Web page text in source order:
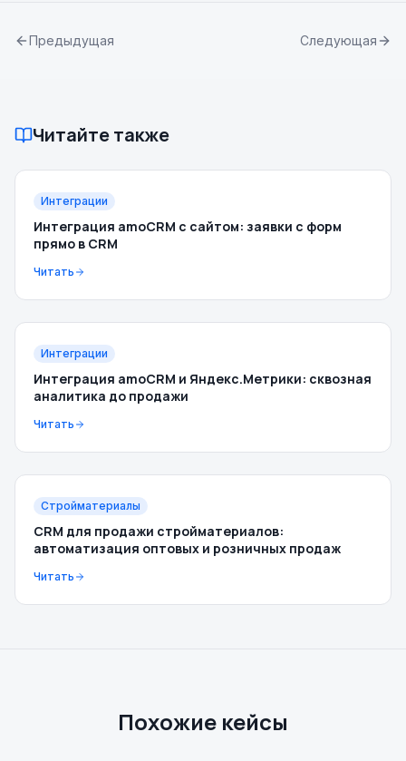
Предыдущая Следующая
Читайте также
Интеграции
Интеграция amoCRM с сайтом: заявки с форм
прямо в CRM
Читать
Интеграции
Интеграция amoCRM и Яндекс.Метрики: сквозная
аналитика до продажи
Читать
Стройматериалы
CRM для продажи стройматериалов:
автоматизация оптовых и розничных продаж
Читать
Похожие кейсы